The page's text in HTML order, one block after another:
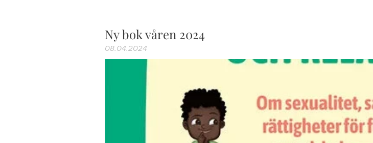
Ny bok våren 2024
08.04.2024